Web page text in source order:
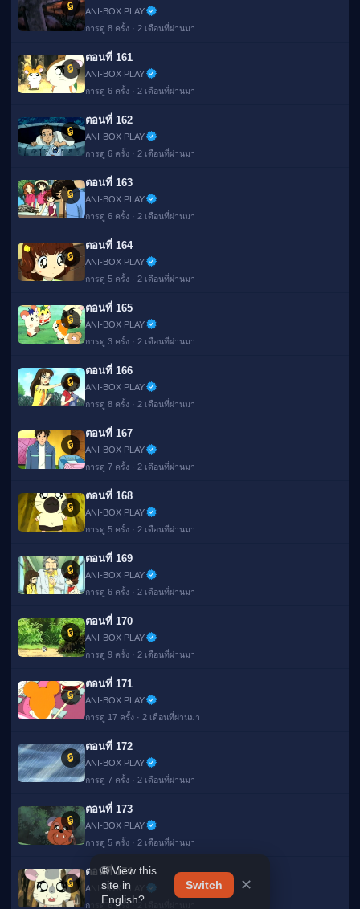
🔒
ANI-BOX PLAY
การดู 8 ครั้ง · 2 เดือนที่ผ่านมา
🔒
ตอนที่ 161
ANI-BOX PLAY
การดู 6 ครั้ง · 2 เดือนที่ผ่านมา
🔒
ตอนที่ 162
ANI-BOX PLAY
การดู 6 ครั้ง · 2 เดือนที่ผ่านมา
🔒
ตอนที่ 163
ANI-BOX PLAY
การดู 6 ครั้ง · 2 เดือนที่ผ่านมา
🔒
ตอนที่ 164
ANI-BOX PLAY
การดู 5 ครั้ง · 2 เดือนที่ผ่านมา
🔒
ตอนที่ 165
ANI-BOX PLAY
การดู 3 ครั้ง · 2 เดือนที่ผ่านมา
🔒
ตอนที่ 166
ANI-BOX PLAY
การดู 8 ครั้ง · 2 เดือนที่ผ่านมา
🔒
ตอนที่ 167
ANI-BOX PLAY
การดู 7 ครั้ง · 2 เดือนที่ผ่านมา
🔒
ตอนที่ 168
ANI-BOX PLAY
การดู 5 ครั้ง · 2 เดือนที่ผ่านมา
🔒
ตอนที่ 169
ANI-BOX PLAY
การดู 6 ครั้ง · 2 เดือนที่ผ่านมา
🔒
ตอนที่ 170
ANI-BOX PLAY
การดู 9 ครั้ง · 2 เดือนที่ผ่านมา
🔒
ตอนที่ 171
ANI-BOX PLAY
การดู 17 ครั้ง · 2 เดือนที่ผ่านมา
🔒
ตอนที่ 172
ANI-BOX PLAY
การดู 7 ครั้ง · 2 เดือนที่ผ่านมา
🔒
ตอนที่ 173
ANI-BOX PLAY
การดู 5 ครั้ง · 2 เดือนที่ผ่านมา
🔒
ตอนที่ 174
ANI-BOX PLAY
การดู 6 ครั้ง · 2 เดือนที่ผ่านมา
🌐 View this
site in
English?